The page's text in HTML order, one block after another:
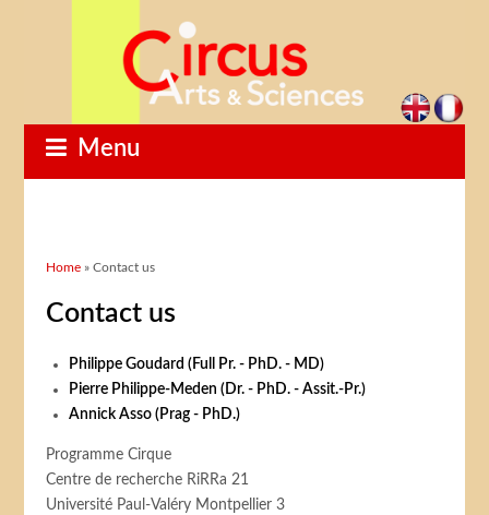
Menu
You are here
Home » Contact us
Contact us
Philippe Goudard (Full Pr. - PhD. - MD)
Pierre Philippe-Meden (Dr. - PhD. - Assit.-Pr.)
Annick Asso (Prag - PhD.)
Programme Cirque
Centre de recherche RiRRa 21
Université Paul-Valéry Montpellier 3